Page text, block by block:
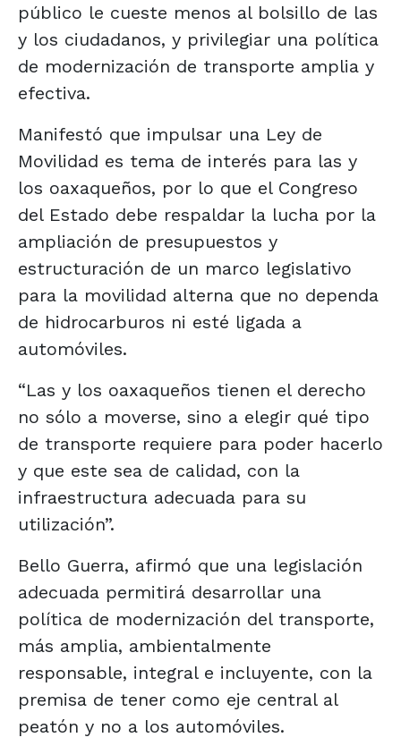
público le cueste menos al bolsillo de las
y los ciudadanos, y privilegiar una política
de modernización de transporte amplia y
efectiva.
Manifestó que impulsar una Ley de
Movilidad es tema de interés para las y
los oaxaqueños, por lo que el Congreso
del Estado debe respaldar la lucha por la
ampliación de presupuestos y
estructuración de un marco legislativo
para la movilidad alterna que no dependa
de hidrocarburos ni esté ligada a
automóviles.
“Las y los oaxaqueños tienen el derecho
no sólo a moverse, sino a elegir qué tipo
de transporte requiere para poder hacerlo
y que este sea de calidad, con la
infraestructura adecuada para su
utilización”.
Bello Guerra, afirmó que una legislación
adecuada permitirá desarrollar una
política de modernización del transporte,
más amplia, ambientalmente
responsable, integral e incluyente, con la
premisa de tener como eje central al
peatón y no a los automóviles.